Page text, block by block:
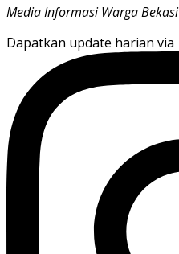
Media Informasi Warga Bekasi
Dapatkan update harian via